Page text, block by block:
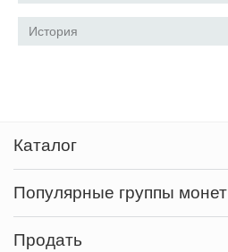
История
Каталог
Популярные группы монет
Продать